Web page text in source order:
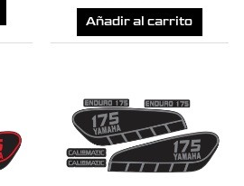
Añadir al carrito